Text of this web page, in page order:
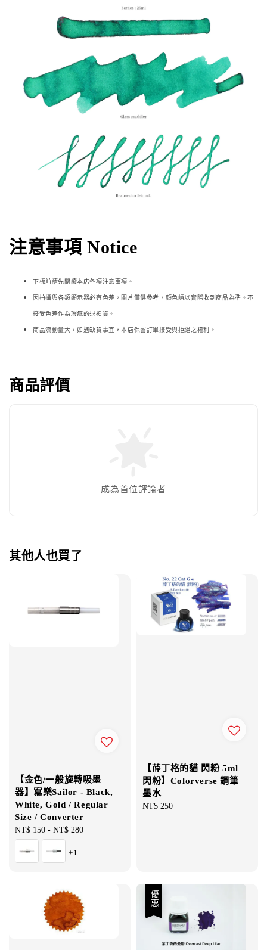
注意事項 Notice
下標前請先閱讀本店各項注意事項。
因拍攝與各類顯示器必有色差，圖片僅供參考，顏色請以實際收到商品為準。不
接受色差作為瑕疵的退換貨。
商品流動量大，如遇缺貨事宜，本店保留訂單接受與拒絕之權利。
商品評價
成為首位評論者
其他人也買了
【金色/一般旋轉吸墨
器】寫樂Sailor - Black,
White, Gold / Regular
Size / Converter
Regular
price
NT$ 150 - NT$ 280
+1
【薛丁格的貓 閃粉 5ml
閃粉】Colorverse 鋼筆
墨水
Regular
NT$ 250
優惠